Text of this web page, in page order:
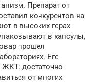
Препарат от
конкурентов на
в высоких горах
в капсулы,
прошел
Его
достаточно
от многих